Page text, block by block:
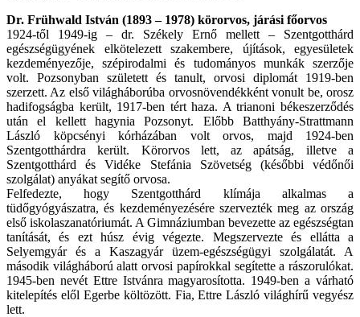
Dr. Frühwald István (1893 – 1978) körorvos, járási főorvos
1924-től 1949-ig – dr. Székely Ernő mellett – Szentgotthárd
egészségügyének elkötelezett szakembere, újítások, egyesületek
kezdeményezője, szépirodalmi és tudományos munkák szerzője
volt. Pozsonyban született és tanult, orvosi diplomát 1919-ben
szerzett. Az első világháborúba orvosnövendékként vonult be, orosz
hadifogságba került, 1917-ben tért haza. A trianoni békeszerződés
után el kellett hagynia Pozsonyt. Előbb Batthyány-Strattmann
László köpcsényi kórházában volt orvos, majd 1924-ben
Szentgotthárdra került. Körorvos lett, az apátság, illetve a
Szentgotthárd és Vidéke Stefánia Szövetség (későbbi védőnői
szolgálat) anyákat segítő orvosa.
Felfedezte, hogy Szentgotthárd klímája alkalmas a
tüdőgyógyászatra, és kezdeményezésére szervezték meg az ország
első iskolaszanatóriumát. A Gimnáziumban bevezette az egészségtan
tanítását, és ezt húsz évig végezte. Megszervezte és ellátta a
Selyemgyár és a Kaszagyár üzem-egészségügyi szolgálatát. A
második világháború alatt orvosi papírokkal segítette a rászorulókat.
1945-ben nevét Ettre Istvánra magyarosította. 1949-ben a várható
kitelepítés elől Egerbe költözött. Fia, Ettre László világhírű vegyész
lett.